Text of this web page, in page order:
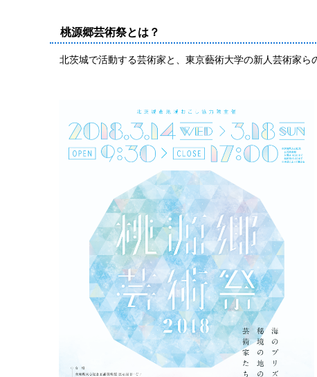
桃源郷芸術祭とは？
北茨城で活動する芸術家と、東京藝術大学の新人芸術家ら